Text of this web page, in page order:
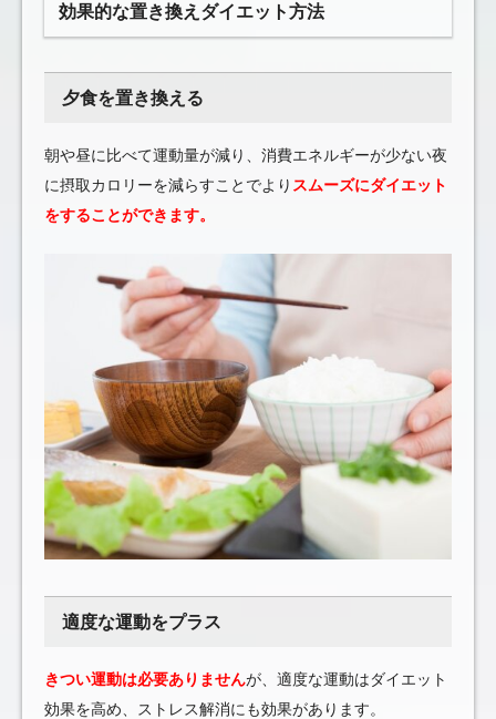
効果的な置き換えダイエット方法
夕食を置き換える
朝や昼に比べて運動量が減り、消費エネルギーが少ない夜
に摂取カロリーを減らすことでより スムーズにダイエット
をすることができます。
適度な運動をプラス
きつい運動は必要ありませんが、適度な運動はダイエット
効果を高め、ストレス解消にも効果があります。